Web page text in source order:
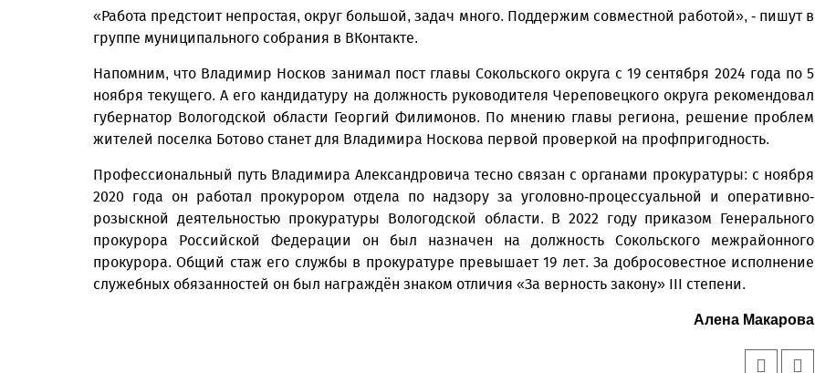
«Работа предстоит непростая, округ большой, задач много. Поддержим совместной работой», - пишут в
группе муниципального собрания в ВКонтакте.
Напомним, что Владимир Носков занимал пост главы Сокольского округа с 19 сентября 2024 года по 5
ноября текущего. А его кандидатуру на должность руководителя Череповецкого округа рекомендовал
губернатор Вологодской области Георгий Филимонов. По мнению главы региона, решение проблем
жителей поселка Ботово станет для Владимира Носкова первой проверкой на профпригодность.
Профессиональный путь Владимира Александровича тесно связан с органами прокуратуры: с ноября
2020 года он работал прокурором отдела по надзору за уголовно-процессуальной и оперативно-
розыскной деятельностью прокуратуры Вологодской области. В 2022 году приказом Генерального
прокурора Российской Федерации он был назначен на должность Сокольского межрайонного
прокурора. Общий стаж его службы в прокуратуре превышает 19 лет. За добросовестное исполнение
служебных обязанностей он был награждён знаком отличия «За верность закону» III степени.
Алена Макарова